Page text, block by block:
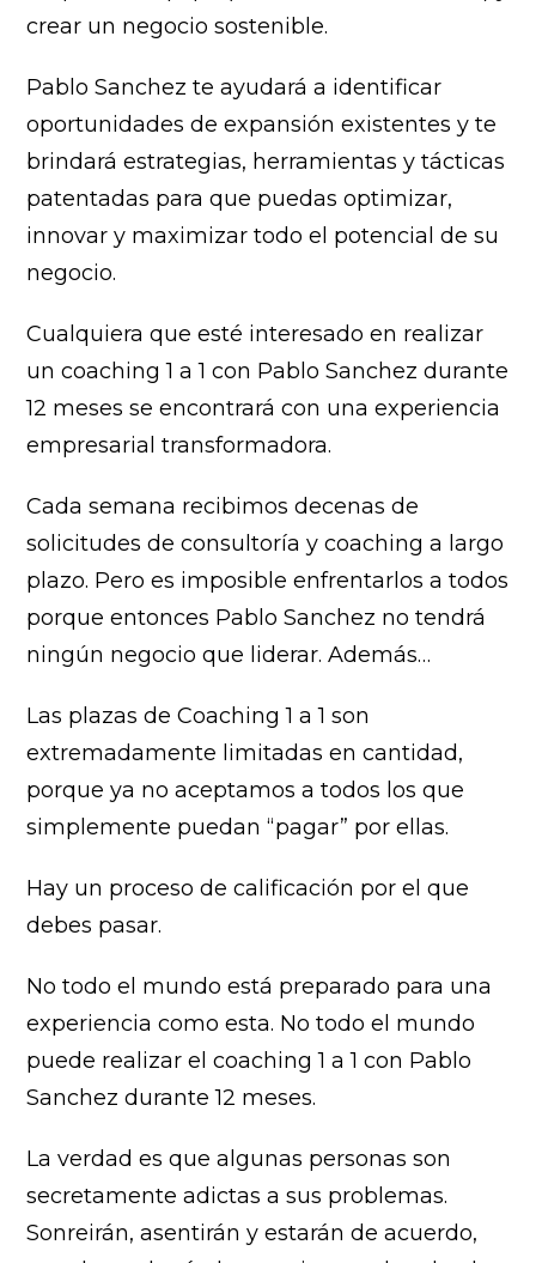
crear un negocio sostenible.
Pablo Sanchez te ayudará a identificar
oportunidades de expansión existentes y te
brindará estrategias, herramientas y tácticas
patentadas para que puedas optimizar,
innovar y maximizar todo el potencial de su
negocio.
Cualquiera que esté interesado en realizar
un coaching 1 a 1 con Pablo Sanchez durante
12 meses se encontrará con una experiencia
empresarial transformadora.
Cada semana recibimos decenas de
solicitudes de consultoría y coaching a largo
plazo. Pero es imposible enfrentarlos a todos
porque entonces Pablo Sanchez no tendrá
ningún negocio que liderar. Además…
Las plazas de Coaching 1 a 1 son
extremadamente limitadas en cantidad,
porque ya no aceptamos a todos los que
simplemente puedan “pagar” por ellas.
Hay un proceso de calificación por el que
debes pasar.
No todo el mundo está preparado para una
experiencia como esta. No todo el mundo
puede realizar el coaching 1 a 1 con Pablo
Sanchez durante 12 meses.
La verdad es que algunas personas son
secretamente adictas a sus problemas.
Sonreirán, asentirán y estarán de acuerdo,